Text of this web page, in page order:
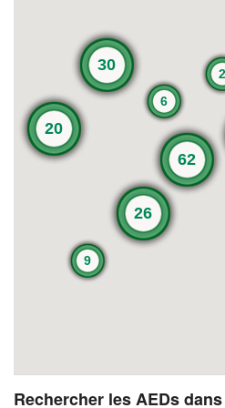
9
26
62
20
6
2
30
Rechercher les AEDs